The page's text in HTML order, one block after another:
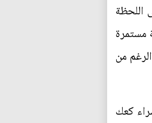
اللحظة
مستمرة
من
كعك